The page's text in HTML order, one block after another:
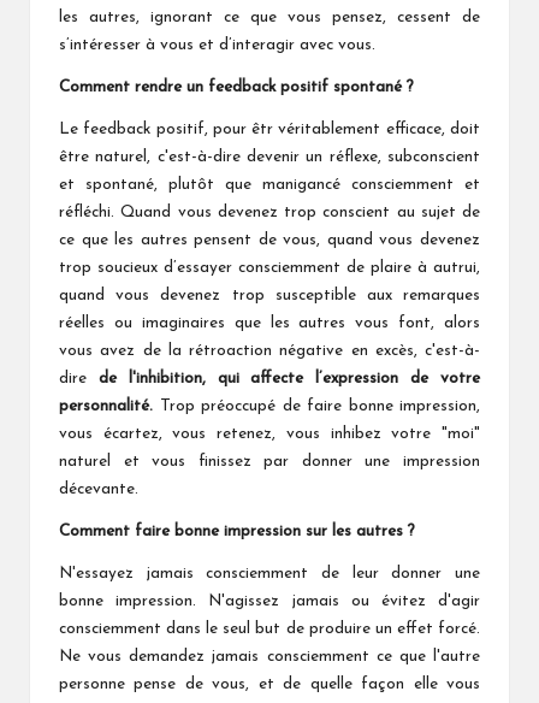
les autres, ignorant ce que vous pensez, cessent de
s’intéresser à vous et d’interagir avec vous.
Comment rendre un feedback positif spontané ?
Le feedback positif, pour êtr véritablement efficace, doit
être naturel, c'est-à-dire devenir un réflexe, subconscient
et spontané, plutôt que manigancé consciemment et
réfléchi. Quand vous devenez trop conscient au sujet de
ce que les autres pensent de vous, quand vous devenez
trop soucieux d’essayer consciemment de plaire à autrui,
quand vous devenez trop susceptible aux remarques
réelles ou imaginaires que les autres vous font, alors
vous avez de la rétroaction négative en excès, c'est-à-
dire de l'inhibition, qui affectel’expression de votre
personnalité. Trop préoccupé de faire bonne impression,
vous écartez, vous retenez, vous inhibez votre "moi"
naturel et vous finissez par donner une impression
décevante.
Comment faire bonne impression sur les autres ?
N'essayez jamais consciemment de leur donner une
bonne impression. N'agissez jamais ou évitez d'agir
consciemment dans le seul but de produire un effet forcé.
Ne vous demandez jamais consciemment ce que l'autre
personne pense de vous, et de quelle façon elle vous